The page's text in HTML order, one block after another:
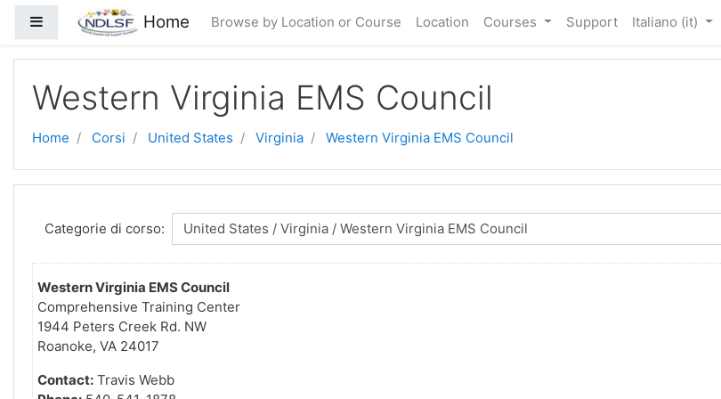
Vai al contenuto principale
Pannello lateraleHome Browse by Location or Course Location Courses Support Italiano ‎(it)‎
Western Virginia EMS Council
Home Corsi United States Virginia Western Virginia EMS Council
Categorie di corso:
Western Virginia EMS Council
Comprehensive Training Center
1944 Peters Creek Rd. NW
Roanoke, VA 24017
Contact: Travis Webb